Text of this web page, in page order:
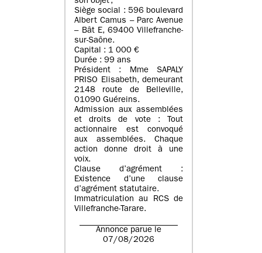
Siège social : 596 boulevard
Albert Camus – Parc Avenue
– Bât E, 69400 Villefranche-
sur-Saône.
Capital : 1 000 €
Durée : 99 ans
Président : Mme SAPALY
PRISO Elisabeth, demeurant
2148 route de Belleville,
01090 Guéreins.
Admission aux assemblées
et droits de vote : Tout
actionnaire est convoqué
aux assemblées. Chaque
action donne droit à une
voix.
Clause d’agrément :
Existence d’une clause
d’agrément statutaire.
Immatriculation au RCS de
Villefranche-Tarare.
Annonce parue le
07/08/2026